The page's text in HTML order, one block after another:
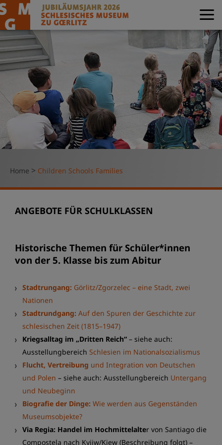
Home > Children Schools Families
ANGEBOTE FÜR SCHULKLASSEN
Historische Themen für Schüler*innen
von der 5. Klasse bis zum Abitur
Stadtrungang: Görlitz/Zgorzelec – eine Stadt, zwei
Nationen
Stadtrundgang: Auf den Spuren der Geschichte zur
schlesischen Zeit (1815–1947)
Kriegsalltag im „Dritten Reich“ – siehe auch:
Ausstellungbereich Schlesien im Nationalsozialismus
Flucht, Vertreibung und Integration von Deutschen
und Polen – siehe auch: Ausstellungbereich Untergang
und Neubeginn
Biografie der Dinge: Wie werden aus Gegenständen
Museumsobjekte?
Via Regia: Handel im Hochmittelalter von Santiago die
Compostela nach Kyjiw/Kiew (Beschreibung folgt) –